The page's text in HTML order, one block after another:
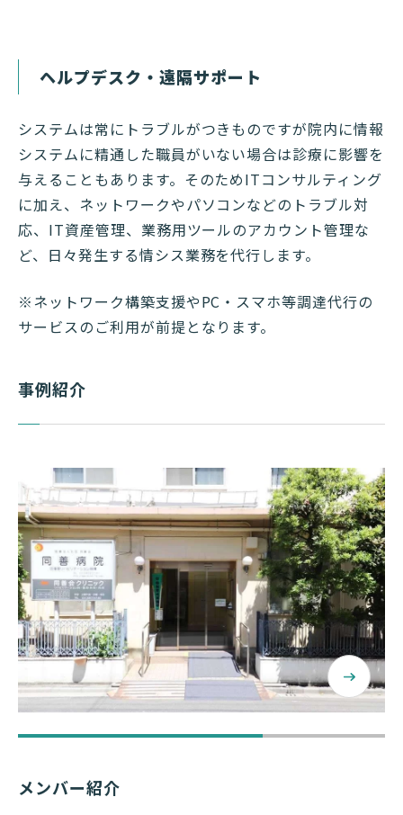
ヘルプデスク・遠隔サポート
システムは常にトラブルがつきものですが院内に情報
システムに精通した職員がいない場合は診療に影響を
与えることもあります。そのためITコンサルティング
に加え、ネットワークやパソコンなどのトラブル対
応、IT資産管理、業務用ツールのアカウント管理な
ど、日々発生する情シス業務を代行します。
※ネットワーク構築支援やPC・スマホ等調達代行の
サービスのご利用が前提となります。
事例紹介
同善病院の改革～地域に寄り添うコミュニティホ
スピタルを目指して～
メンバー紹介